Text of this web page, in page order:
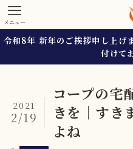
メニュー
令和8年 新年のご挨拶申し上げ
付けて
コープの宅
きを｜すき
よね
2021
2/19